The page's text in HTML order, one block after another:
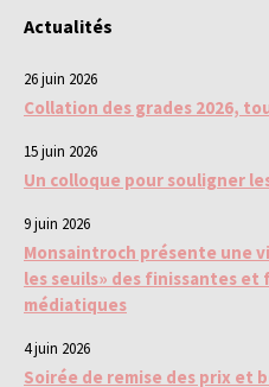
Actualités
26 juin 2026
Collation des grades 2026,
15 juin 2026
Un colloque pour souligner
9 juin 2026
Monsaintroch présente une
les seuils» des finissantes
médiatiques
4 juin 2026
Soirée de remise des prix et